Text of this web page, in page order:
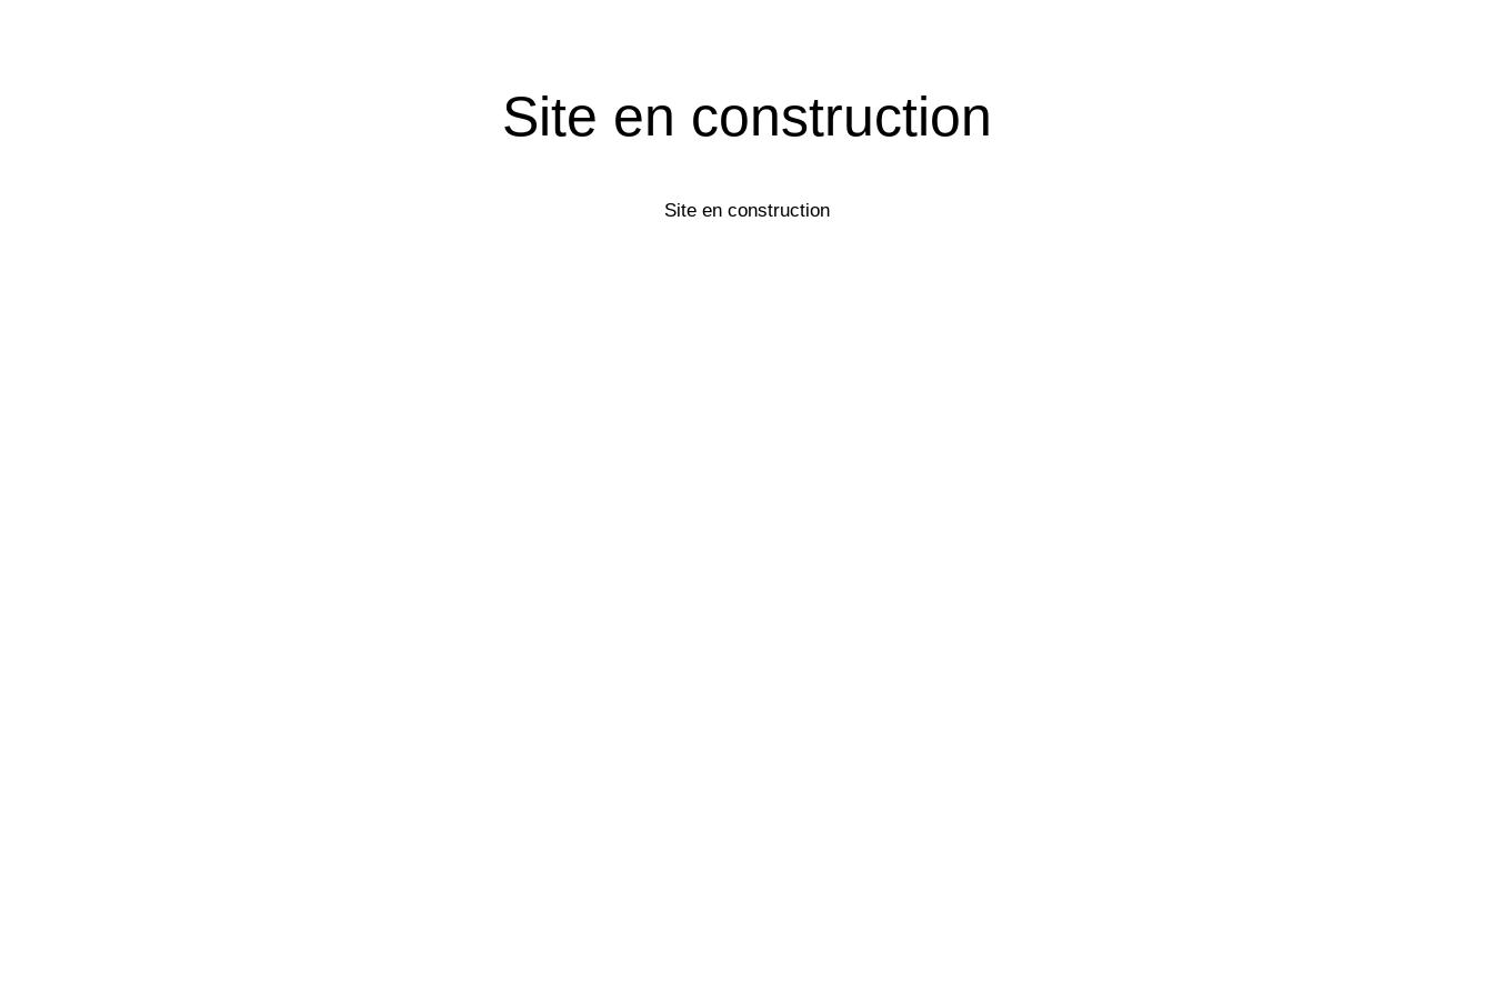
Site en construction
Site en construction